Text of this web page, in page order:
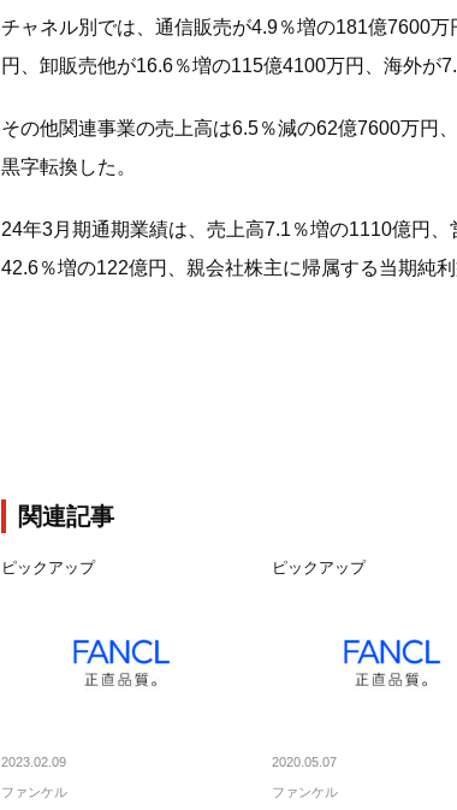
チャネル別では、通信販売が4.9％増の181億7600
円、卸販売他が16.6％増の115億4100万円、海外が
その他関連事業の売上高は6.5％減の62億7600万円
黒字転換した。
24年3月期通期業績は、売上高7.1％増の1110億円
42.6％増の122億円、親会社株主に帰属する当期純
関連記事
ピックアップ
2023.02.09
ファンケル
ピックアップ
2020.05.07
ファンケル